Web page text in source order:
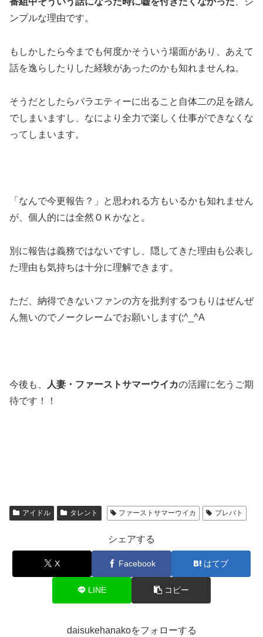
ンプルな理由です。
もしかしたら今までも何度かそういう場面があり、あえて
話を逸らしたりした経験があったのかも知れませんね。
そうだとしたらバラエティーに出ること自体二の足を踏ん
でしまいますし、なにより全力で楽しく仕事ができなくな
ってしまいます。
「なんで今更報告？」と思われる方もいるかも知れません
が、個人的には全然ＯＫかなと。
別に報告は義務ではないですし、隠してきた理由も公表し
た理由も気持ちは十分に理解できます。
ただ、納得できないファンの方を批判するつもりはぜんぜ
ん無いのでノークレームでお願いします(;^_^A
今後も、 人妻・ファーストサマーウイカの活躍に乞うご期
待です！！
アイドル タレント ファーストサマーウイカ プレバト
シェアする
X Facebook はてブ
LINE コピー
daisukehanakoをフォローする